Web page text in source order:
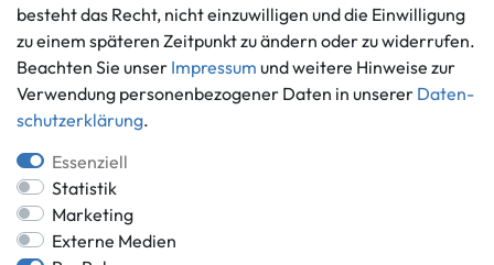
Ankauf
Über uns
Häufig gestellte Fragen
Zahlung und Versand
Batterieentsorgung
besteht das Recht, nicht einzuwilligen und die Einwilligung
zu einem späteren Zeitpunkt zu ändern oder zu widerrufen.
Beachten Sie unser Impressum und weitere Hinweise zur
Verwendung personenbezogener Daten in unserer Daten­
schutz­erklärung.
Essenziell
Statistik
Marketing
Externe Medien